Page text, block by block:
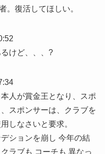
。復活してほしい。
けど、、、?
人が賞金王となり、スポ
スポンサーは、クラブを
しなさいと要求。
ションを崩し 今年の結
ラブも コーチも 異なっ